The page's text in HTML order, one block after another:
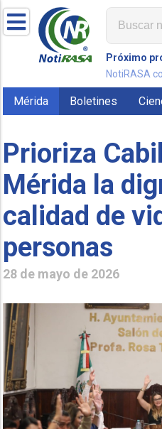
Próximo
NotiRASA
Mérida Boletines
Prioriza
Mérida la
calidad de
personas
28 de mayo de 2026